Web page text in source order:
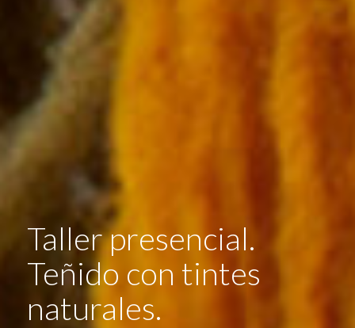
Taller presencial.
Teñido con tintes
naturales.